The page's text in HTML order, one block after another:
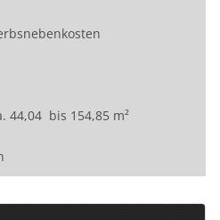
44,04 bis 154,85 m²